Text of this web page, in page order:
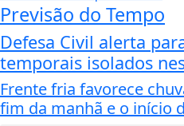
Previsão do Tempo
Defesa Civil alerta
temporais isolados
Frente fria favorece
fim da manhã e o início